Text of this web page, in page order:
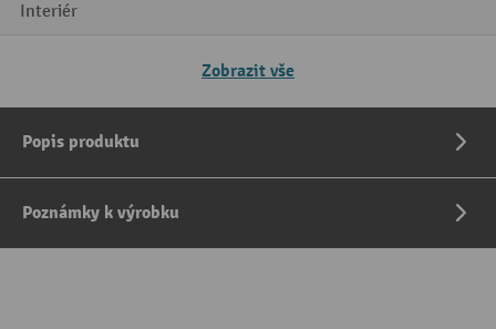
Interiér
Zobrazit vše
Popis produktu
Poznámky k výrobku